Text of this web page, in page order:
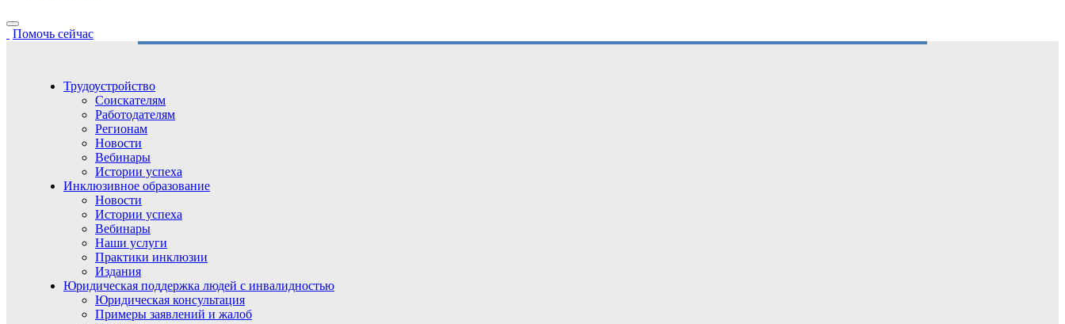
Помочь сейчас
Трудоустройство
Соискателям
Работодателям
Регионам
Новости
Вебинары
Истории успеха
Инклюзивное образование
Новости
Истории успеха
Вебинары
Наши услуги
Практики инклюзии
Издания
Юридическая поддержка людей с инвалидностью
Юридическая консультация
Примеры заявлений и жалоб